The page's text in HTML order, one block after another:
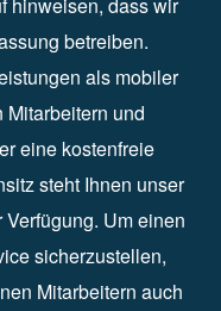
betreiben.
als mobiler
und
eine kostenfreie
steht Ihnen unser
Um einen
sicherzustellen,
Mitarbeitern auch